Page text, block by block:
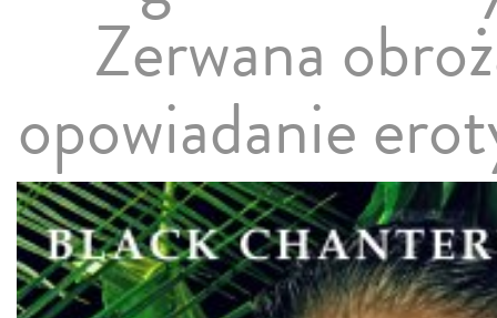
Zerwana
opowiadanie